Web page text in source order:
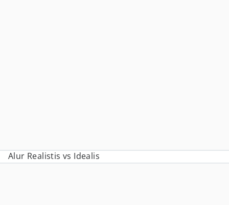
Alur Realistis vs Idealis